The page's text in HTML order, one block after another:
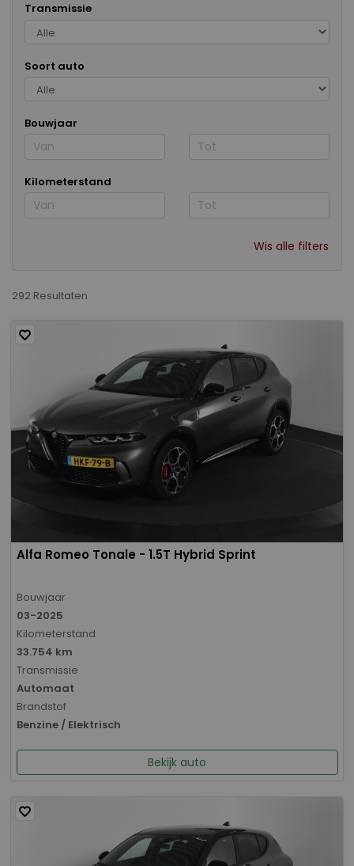
Transmissie
Soort auto
Bouwjaar
Kilometerstand
Wis alle filters
292 Resultaten
Alfa Romeo Tonale - 1.5T Hybrid Sprint
Bouwjaar
03-2025
Kilometerstand
33.754 km
Transmissie
Automaat
Brandstof
Benzine / Elektrisch
Bekijk auto